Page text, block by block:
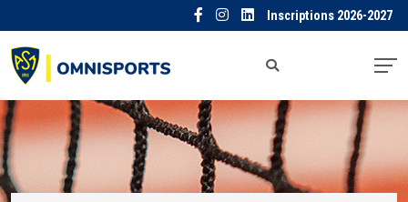
Inscriptions 2026-2027